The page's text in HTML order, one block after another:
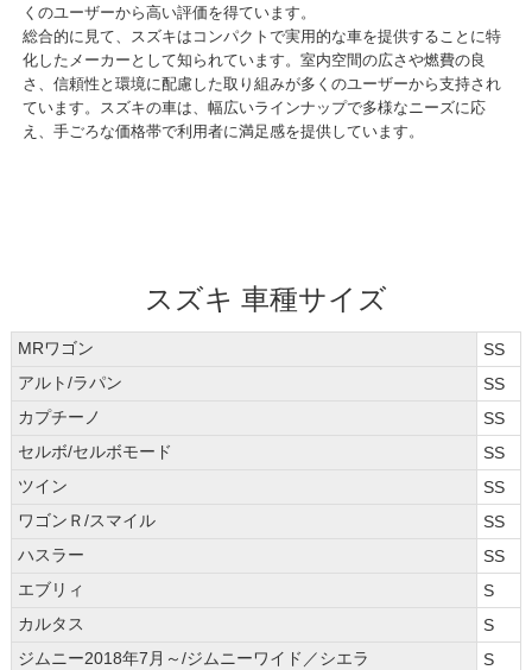
くのユーザーから高い評価を得ています。
総合的に見て、スズキはコンパクトで実用的な車を提供することに特
化したメーカーとして知られています。室内空間の広さや燃費の良
さ、信頼性と環境に配慮した取り組みが多くのユーザーから支持され
ています。スズキの車は、幅広いラインナップで多様なニーズに応
え、手ごろな価格帯で利用者に満足感を提供しています。
スズキ 車種サイズ
MRワゴン
SS
アルト/ラパン
SS
カプチーノ
SS
セルボ/セルボモード
SS
ツイン
SS
ワゴンＲ/スマイル
SS
ハスラー
SS
エブリィ
S
カルタス
S
ジムニー2018年7月～/ジムニーワイド／シエラ
S